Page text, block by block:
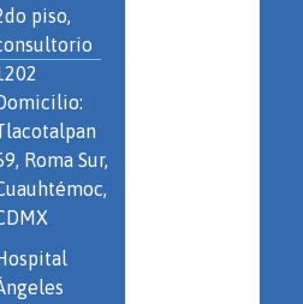
piso,
Roma Sur,